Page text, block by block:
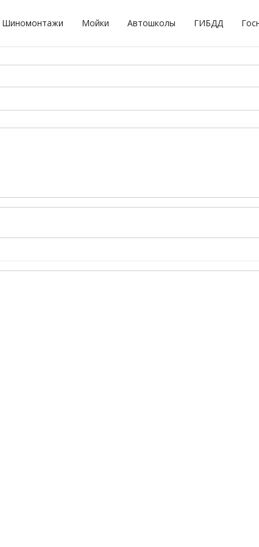
Шиномонтажи Мойки Автошколы ГИБДД